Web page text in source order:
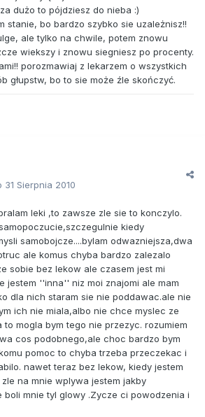
dużo to pójdziesz do nieba :)
stanie, bo bardzo szybko sie uzależnisz!!
ale tylko na chwile, potem znowu
wiekszy i znowu siegniesz po procenty.
porozmawiaj z lekarzem o wszystkich
głupstw, bo to sie może źle skończyć.
31 Sierpnia 2010
leki ,to zawsze zle sie to konczylo.
kiedy
samobojcze....bylam odwazniejsza,dwa
ale komus chyba bardzo zalezalo
sobie bez lekow ale czasem jest mi
jestem ''inna'' niz moi znajomi ale mam
dla nich staram sie nie poddawac.ale nie
ich nie miala,albo nie chce myslec ze
to mogla bym tego nie przezyc. rozumiem
cos podobnego,ale choc bardzo bym
pomoc to chyba trzeba przeczekac i
nawet teraz bez lekow, kiedy jestem
na mnie wplywa jestem jakby
boli mnie tyl glowy .Zycze ci powodzenia i